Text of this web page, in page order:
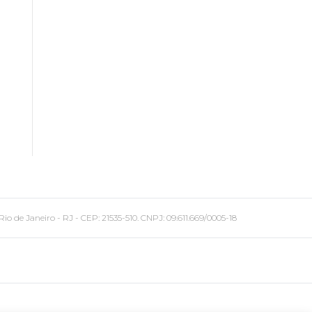
Janeiro - RJ - CEP: 21535-510. CNPJ: 09.611.669/0005-18